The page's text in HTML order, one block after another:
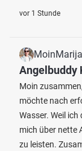
vor 1 Stunde
MoinMarija
Angelbuddy
Moin
möchte nach
Wasser. Weil
mich über nette
zu leisten.